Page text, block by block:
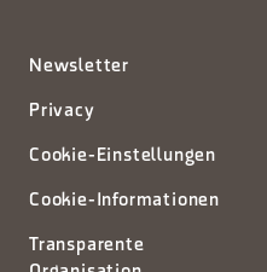
Newsletter
Privacy
Cookie-Einstellungen
Cookie-Informationen
Transparente